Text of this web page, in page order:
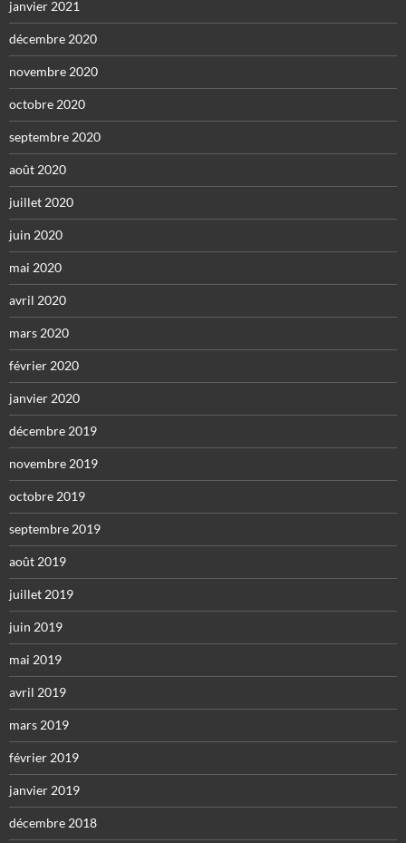
janvier 2021
décembre 2020
novembre 2020
octobre 2020
septembre 2020
août 2020
juillet 2020
juin 2020
mai 2020
avril 2020
mars 2020
février 2020
janvier 2020
décembre 2019
novembre 2019
octobre 2019
septembre 2019
août 2019
juillet 2019
juin 2019
mai 2019
avril 2019
mars 2019
février 2019
janvier 2019
décembre 2018